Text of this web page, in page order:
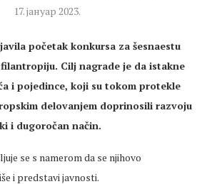
17. јануар 2023.
početak konkursa za šesnaestu
Cilj nagrade je da istakne
i pojedince, koji su tokom protekle
delovanjem doprinosili razvoju
i dugoročan način.
se s namerom da se njihovo
i predstavi javnosti.